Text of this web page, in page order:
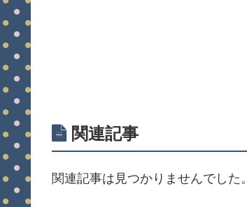
関連記事
関連記事は見つかりませんでした。